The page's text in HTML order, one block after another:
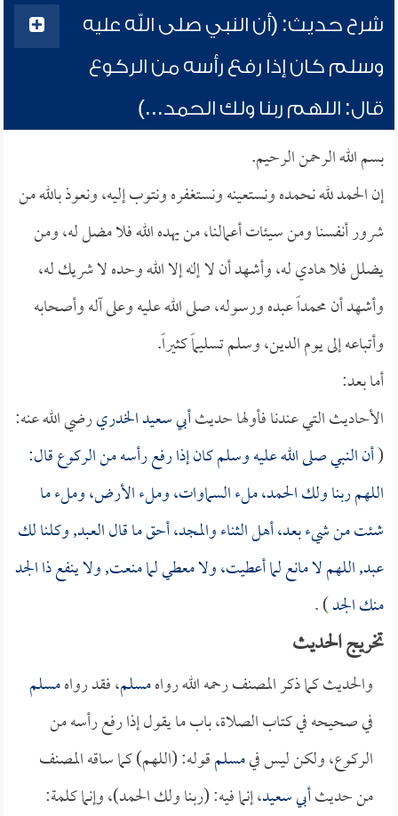
شرح حديث: (أن النبي صلى الله عليه
وسلم كان إذا رفع رأسه من الركوع
قال: اللهم ربنا ولك الحمد...)
بسم الله الرحمن الرحيم.
إن الحمد لله نحمده ونستعينه ونستغفره ونتوب إليه، ونعوذ بالله من
شرور أنفسنا ومن سيئات أعمالنا، من يهده الله فلا مضل له، ومن
يضلل فلا هادي له، وأشهد أن لا إله إلا الله وحده لا شريك له،
وأشهد أن محمداً عبده ورسوله، صلى الله عليه وعلى آله وأصحابه
وأتباعه إلى يوم الدين، وسلم تسليماً كثيراً.
أما بعد:
الأحاديث التي عندنا فأولها حديثأبي سعيد الخدريرضي الله عنه:
(أن النبي صلى الله عليه وسلم كان إذا رفع رأسه من الركوع قال:
اللهم ربنا ولك الحمد، ملء السماوات، وملء الأرض، وملء ما
شئت من شيء بعد، أهل الثناء والمجد، أحق ما قال العبد, وكلنا لك
عبد, اللهم لا مانع لما أعطيت، ولا معطي لما منعت, ولا ينفع ذا الجد
منك الجد) .
تخريج الحديث
والحديث كما ذكر المصنف رحمه الله رواهمسلم، فقد رواهمسلم
في صحيحه في كتاب الصلاة، باب ما يقول إذا رفع رأسه من
الركوع، ولكن ليس فيمسلمقوله: (اللهم) كما ساقه المصنف
من حديثأبي سعيد، إنما فيه: (ربنا ولك الحمد)، وإنما كلمة: